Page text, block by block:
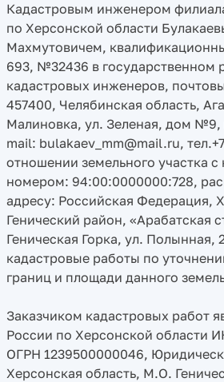
Кадастровым инженером
по Херсонской области
Махмутовичем,
693, №32436 в государственном
кадастровых инженеров,
457400, Челябинская область,
Малиновка, ул. Зеленая, дом
mail: bulakaev_mm@mail.ru,
отношении земельного участка
номером: 94:00:0000000:728,
адресу: Российская Федерация,
Генический район, «Арабатская
Геническая Горка, ул. Полынная,
кадастровые работы по
границ и площади данного
Заказчиком кадастровых работ
России по Херсонской области
ОГРН 1239500000046,
Херсонская область, М.О.